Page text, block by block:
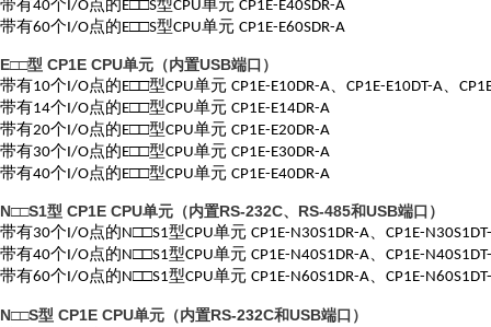
带有40个I/O点的E□□S型CPU单元 CP1E-E40SDR-A
带有60个I/O点的E□□S型CPU单元 CP1E-E60SDR-A
E□□型 CP1E CPU单元（内置USB端口）
带有10个I/O点的E□□型CPU单元 CP1E-E10DR-A CP1E-E10DT-A
带有14个I/O点的E□□型CPU单元 CP1E-E14DR-A
带有20个I/O点的E□□型CPU单元 CP1E-E20DR-A
带有30个I/O点的E□□型CPU单元 CP1E-E30DR-A
带有40个I/O点的E□□型CPU单元 CP1E-E40DR-A
N□□S1型 CP1E CPU单元（内置RS-232C、 RS-485和USB端口）
带有30个I/O点的N□□S1型CPU单元 CP1E-N30S1DR-A CP1E-
带有40个I/O点的N□□S1型CPU单元 CP1E-N40S1DR-A CP1E-N4
带有60个I/O点的N□□S1型CPU单元 CP1E-N60S1DR-A CP1E-N6
N□□S型 CP1E CPU单元（内置RS-232C和USB端口）